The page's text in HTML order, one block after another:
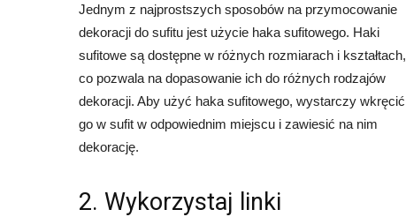
Jednym z najprostszych sposobów na przymocowanie
dekoracji do sufitu jest użycie haka sufitowego. Haki
sufitowe są dostępne w różnych rozmiarach i kształtach,
co pozwala na dopasowanie ich do różnych rodzajów
dekoracji. Aby użyć haka sufitowego, wystarczy wkręcić
go w sufit w odpowiednim miejscu i zawiesić na nim
dekorację.
2. Wykorzystaj linki